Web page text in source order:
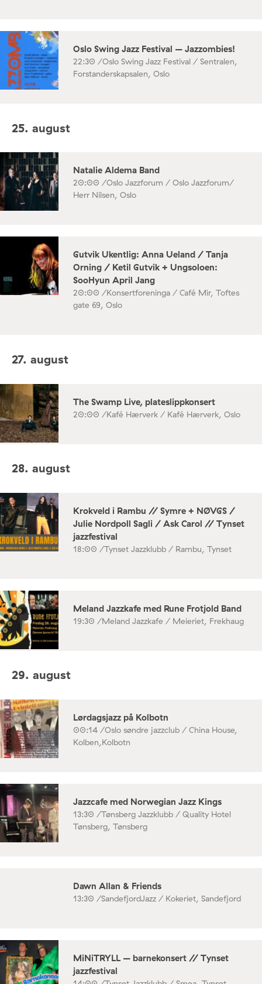
Oslo Swing Jazz Festival – Jazzombies!
22:30 /Oslo Swing Jazz Festival / Sentralen,
Forstanderskapsalen, Oslo
25. august
Natalie Aldema Band
20:00 /Oslo Jazzforum / Oslo Jazzforum/
Herr Nilsen, Oslo
Gutvik Ukentlig: Anna Ueland / Tanja
Orning / Ketil Gutvik + Ungsoloen:
SooHyun April Jang
20:00 /Konsertforeninga / Café Mir, Toftes
gate 69, Oslo
27. august
The Swamp Live, plateslippkonsert
20:00 /Kafé Hærverk / Kafé Hærverk, Oslo
28. august
Krokveld i Rambu // Symre + NØVGS /
Julie Nordpoll Sagli / Ask Carol // Tynset
jazzfestival
18:00 /Tynset Jazzklubb / Rambu, Tynset
Meland Jazzkafe med Rune Frotjold Band
19:30 /Meland Jazzkafe / Meieriet, Frekhaug
29. august
Lørdagsjazz på Kolbotn
00:14 /Oslo søndre jazzclub / China House,
Kolben,Kolbotn
Jazzcafe med Norwegian Jazz Kings
13:30 /Tønsberg Jazzklubb / Quality Hotel
Tønsberg, Tønsberg
Dawn Allan & Friends
13:30 /SandefjordJazz / Kokeriet, Sandefjord
MiNiTRYLL – barnekonsert // Tynset
jazzfestival